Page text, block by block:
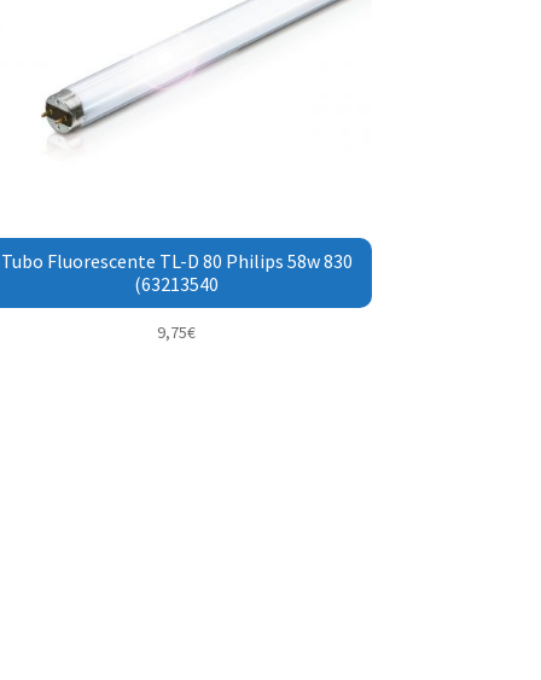
Tubo Fluorescente TL-D 80 Philips 58w 830
(63213540
9,75€